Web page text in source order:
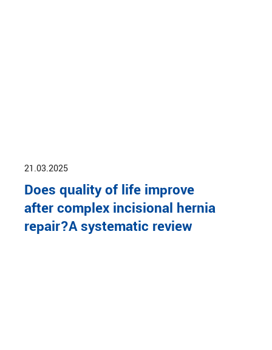
21.03.2025
Does quality of life improve
after complex incisional hernia
repair?A systematic review